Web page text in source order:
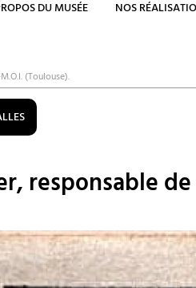
DU MUSÉE NOS
(Toulouse).
responsable